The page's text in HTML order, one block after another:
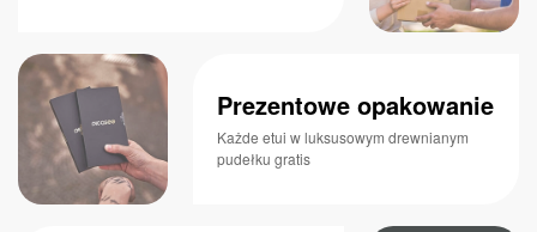
Prezentowe opakowanie
Każde etui w luksusowym drewnianym
pudełku gratis